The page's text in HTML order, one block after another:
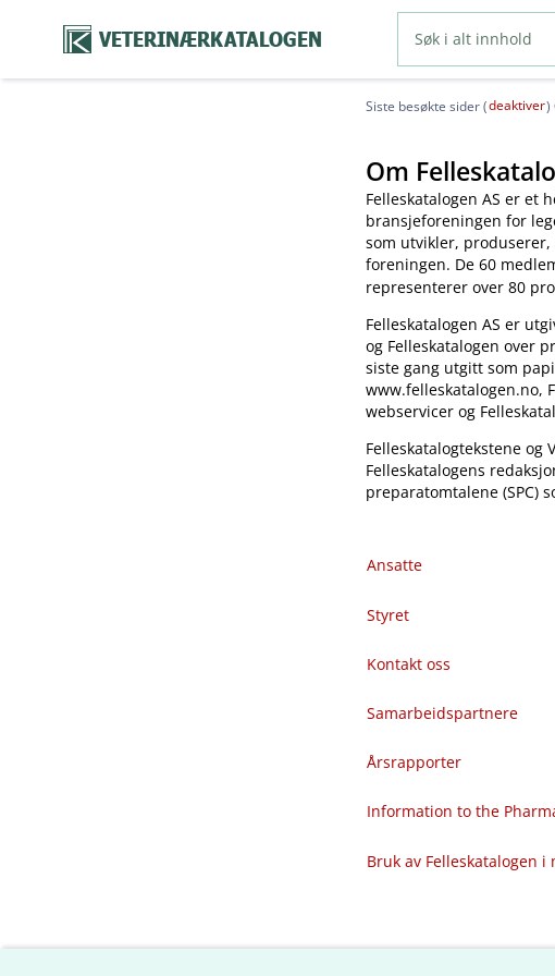
VETERINÆRKATALOGEN
Siste besøkte sider (deaktiver)
Om
Felleskatalogen AS er et
bransjeforeningen for
som utvikler,
foreningen. De 60
representerer over 80
Felleskatalogen AS er
og Felleskatalogen over
siste gang utgitt som
www.felleskatalogen.no,
webservicer og
Felleskatalogtekstene
Felleskatalogens
preparatomtalene (SPC)
Ansatte
Styret
Kontakt oss
Samarbeidspartnere
Årsrapporter
Information to the
Bruk av Felleskatalogen